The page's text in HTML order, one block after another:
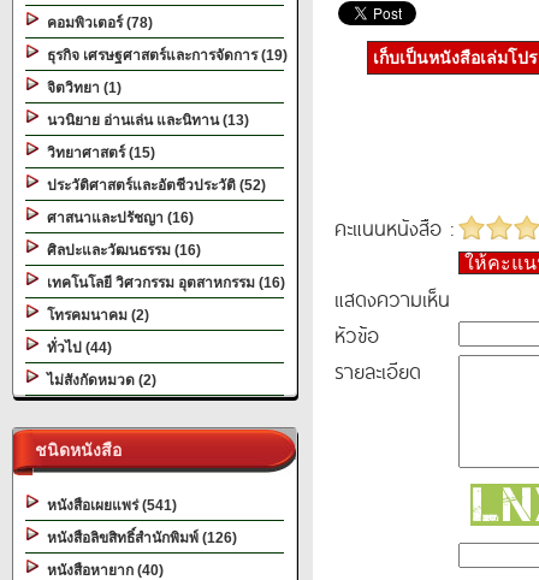
คอมพิวเตอร์ (78)
ธุรกิจ เศรษฐศาสตร์และการจัดการ (19)
จิตวิทยา (1)
นวนิยาย อ่านเล่น และนิทาน (13)
วิทยาศาสตร์ (15)
ประวัติศาสตร์และอัตชีวประวัติ (52)
ศาสนาและปรัชญา (16)
ศิลปะและวัฒนธรรม (16)
เทคโนโลยี วิศวกรรม อุตสาหกรรม (16)
โทรคมนาคม (2)
ทั่วไป (44)
ไม่สังกัดหมวด (2)
ชนิดหนังสือ
หนังสือเผยแพร่ (541)
หนังสือลิขสิทธิ์สำนักพิมพ์ (126)
หนังสือหายาก (40)
เก็บเป็นหนังสือเล่มโป
คะแนนหนังสือ :
ให้คะแ
แสดงความเห็น
หัวข้อ
รายละเอียด